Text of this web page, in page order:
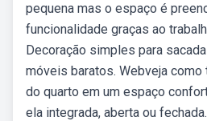
pequena mas o espaço é
funcionalidade graças ao
Decoração simples para
móveis baratos. Webveja como
do quarto em um espaço
ela integrada, aberta ou fechada.